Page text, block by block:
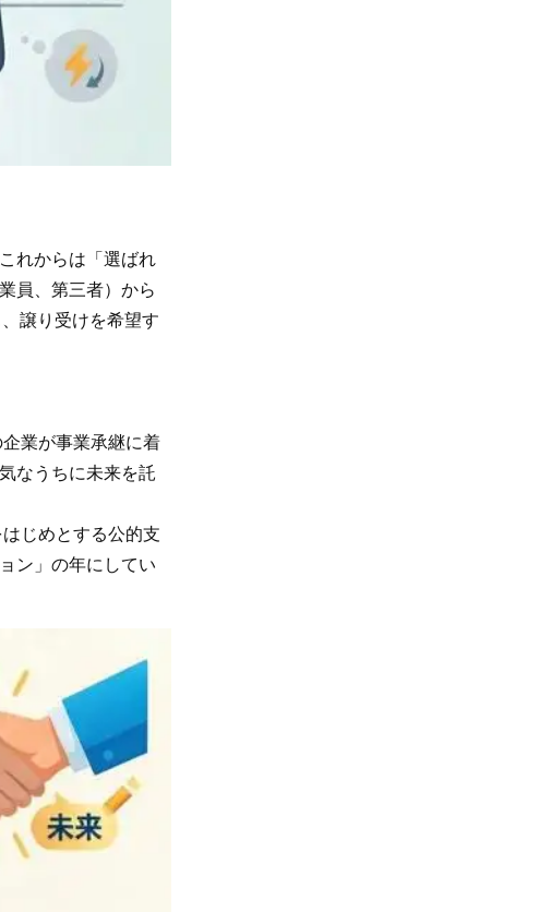
れからは「選ばれ
員、第三者）から
譲り受けを希望す
業が事業承継に着
なうちに未来を託
じめとする公的支
ン」の年にしてい